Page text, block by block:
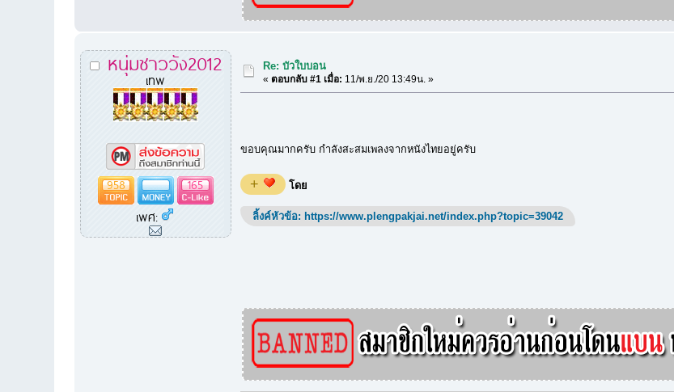
หนุ่มชาววัง2012
เทพ
958
165
เพศ:
Re: บัวใบบอน
«ตอบกลับ #1 เมื่อ: 11/พ.ย./20 13:49น. »
ขอบคุณมากครับ กำลังสะสมเพลงจากหนังไทยอยู่ครับ
+ โดย
ลิ้งค์หัวข้อ: https://www.plengpakjai.net/index.php?topic=39042